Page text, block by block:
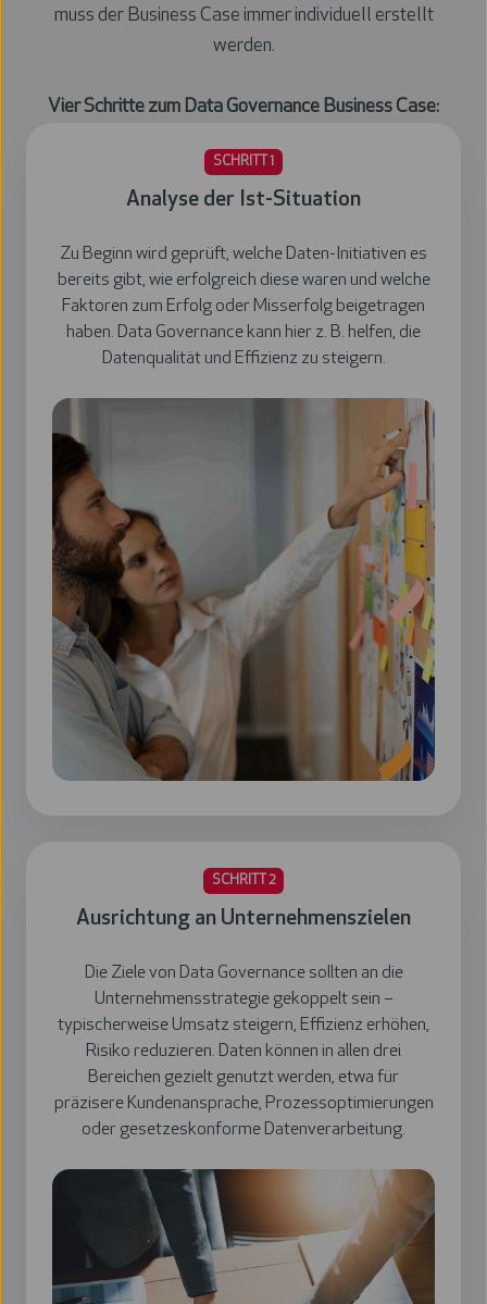
muss der Business Case immer individuell erstellt
werden.
Vier Schritte zum Data Governance Business Case:
SCHRITT 1
Analyse der Ist-Situation
Zu Beginn wird geprüft, welche Daten-Initiativen es
bereits gibt, wie erfolgreich diese waren und welche
Faktoren zum Erfolg oder Misserfolg beigetragen
haben. Data Governance kann hier z. B. helfen, die
Datenqualität und Effizienz zu steigern.
SCHRITT 2
Ausrichtung an Unternehmenszielen
Die Ziele von Data Governance sollten an die
Unternehmensstrategie gekoppelt sein –
typischerweise Umsatz steigern, Effizienz erhöhen,
Risiko reduzieren. Daten können in allen drei
Bereichen gezielt genutzt werden, etwa für
präzisere Kundenansprache, Prozessoptimierungen
oder gesetzeskonforme Datenverarbeitung.